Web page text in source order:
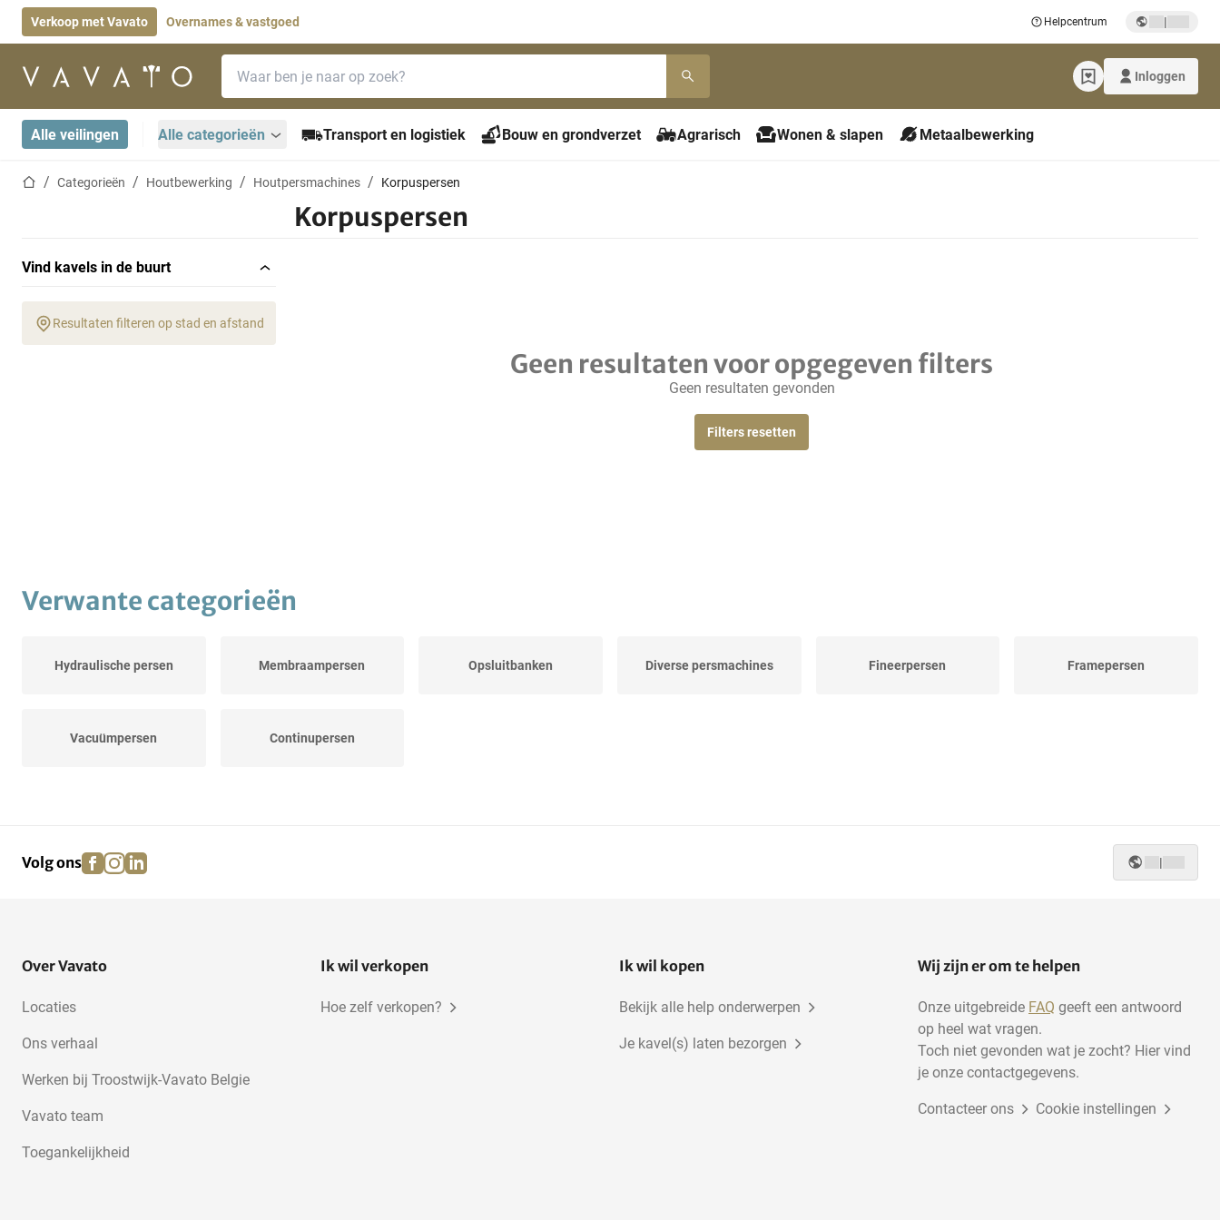
Verkoop met Vavato Overnames & vastgoed Helpcentrum |
Startpagina Inloggen
Alle veilingen Alle categorieën Transport en logistiek Bouw en grondverzet Agrarisch Wonen & slapen Metaalbewerking
StartpaginaCategorieën Houtbewerking Houtpersmachines Korpuspersen
Korpuspersen
Vind kavels in de buurt
Resultaten filteren op stad en afstand
Geen resultaten voor opgegeven filters
Geen resultaten gevonden
Filters resetten
Verwante categorieën
Hydraulische persen Membraampersen Opsluitbanken Diverse persmachines Fineerpersen Framepersen
Vacuümpersen Continupersen
Volg ons facebook
instagram
linkedin |
Over Vavato
Locaties
Ons verhaal
Werken bij Troostwijk-Vavato Belgie
Vavato team
Toegankelijkheid
Ik wil verkopen
Hoe zelf verkopen?
Ik wil kopen
Bekijk alle help onderwerpen
Je kavel(s) laten bezorgen
Wij zijn er om te helpen
Onze uitgebreide FAQ geeft een antwoord
op heel wat vragen.
Toch niet gevonden wat je zocht? Hier vind
je onze contactgegevens.
Contacteer ons Cookie instellingen